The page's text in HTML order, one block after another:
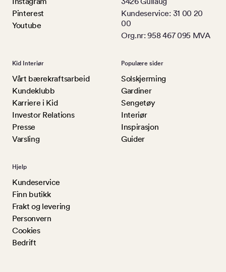
Pinterest
Youtube
Kundeservice: 31 00 20
00
Org.nr: 958 467 095 MVA
Kid Interiør
Vårt bærekraftsarbeid
Kundeklubb
Karriere i Kid
Investor Relations
Presse
Varsling
Populære sider
Solskjerming
Gardiner
Sengetøy
Interiør
Inspirasjon
Guider
Hjelp
Kundeservice
Finn butikk
Frakt og levering
Personvern
Cookies
Bedrift